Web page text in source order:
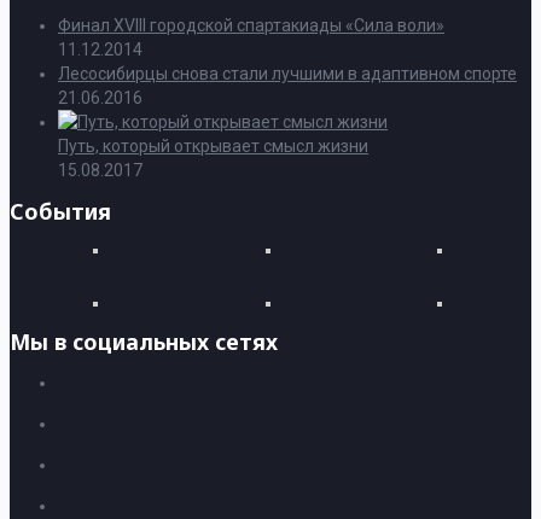
Финал XVIII городской спартакиады «Сила воли»
11.12.2014
Лесосибирцы снова стали лучшими в адаптивном спорте
21.06.2016
Путь, который открывает смысл жизни
15.08.2017
События
Мы в социальных сетях